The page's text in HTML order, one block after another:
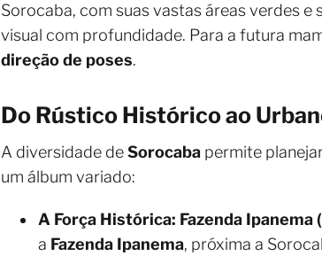
Sorocaba, com suas vastas áreas verdes
visual com profundidade. Para a futura
direção de poses.
Do Rústico Histórico ao
A diversidade deSorocaba permite
um álbum variado:
A Força Histórica: Fazenda Ipanema
a Fazenda Ipanema, próxima a